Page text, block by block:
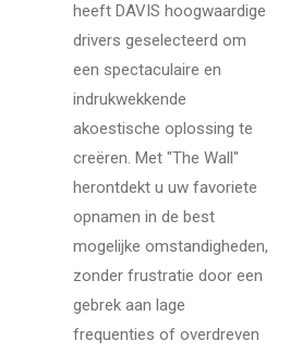
heeft DAVIS hoogwaardige
drivers geselecteerd om
een spectaculaire en
indrukwekkende
akoestische oplossing te
creëren. Met "The Wall"
herontdekt u uw favoriete
opnamen in de best
mogelijke omstandigheden,
zonder frustratie door een
gebrek aan lage
frequenties of overdreven